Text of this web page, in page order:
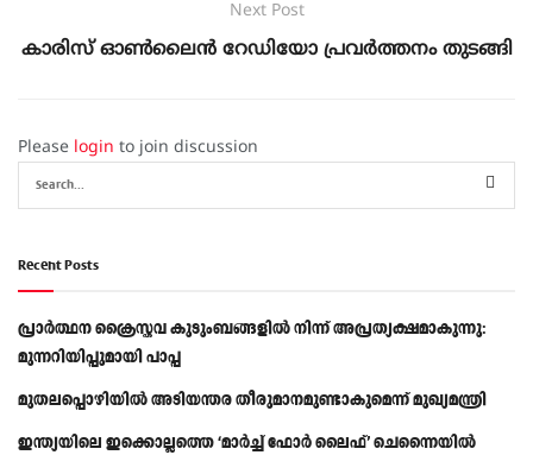
Next Post
കാരിസ് ഓൺലൈൻ റേഡിയോ പ്രവർത്തനം തുടങ്ങി
Please login to join discussion
Recent Posts
പ്രാര്‍ത്ഥന ക്രൈസ്തവ കുടുംബങ്ങളില്‍ നിന്ന് അപ്രത്യക്ഷമാകുന്നു:
മുന്നറിയിപ്പുമായി പാപ്പ
മുതലപ്പൊഴിയിൽ അടിയന്തര തീരുമാനമുണ്ടാകുമെന്ന് മുഖ്യമന്ത്രി
ഇന്ത്യയിലെ ഇക്കൊല്ലത്തെ ‘മാർച്ച് ഫോർ ലൈഫ്’ ചെന്നൈയിൽ